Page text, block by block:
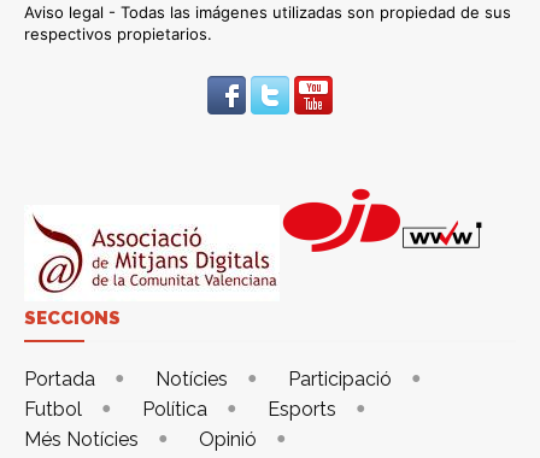
Aviso legal - Todas las imágenes utilizadas son propiedad de sus
respectivos propietarios.
SECCIONS
Portada Notícies
Participació
Futbol
Política
Esports
Més Notícies
Opinió